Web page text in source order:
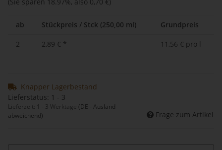
ab Stückpreis / Stck (250,00 ml) Grundpreis
2 2,89 € * 11,56 € pro l
Knapper Lagerbestand
Lieferstatus: 1 - 3
Lieferzeit: 1 - 3 Werktage (DE - Ausland
abweichend)
Frage zum Artikel